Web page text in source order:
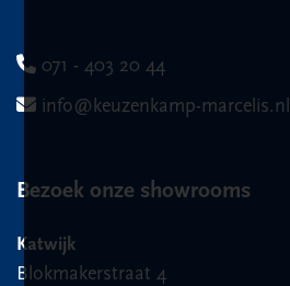
071 - 403 20 44
info@keuzenkamp-marcelis.nl
Bezoek onze showrooms
Katwijk
Blokmakerstraat 4